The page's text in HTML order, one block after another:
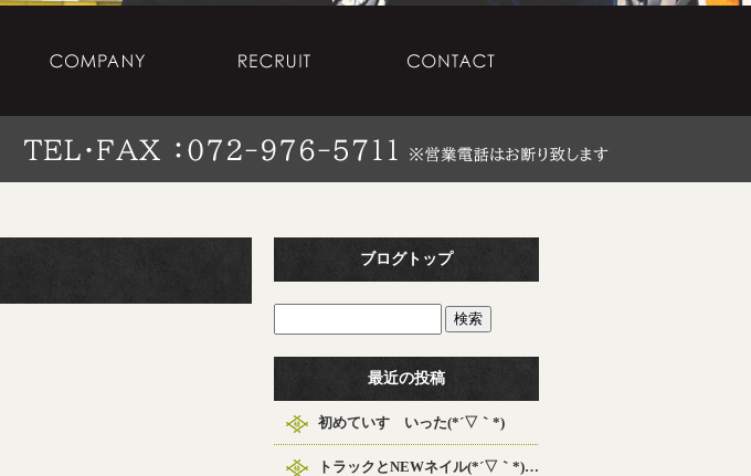
ブログトップ
最近の投稿
初めていすゞいった(*´▽｀*)
トラックとNEWネイル(*´▽｀*)（笑）